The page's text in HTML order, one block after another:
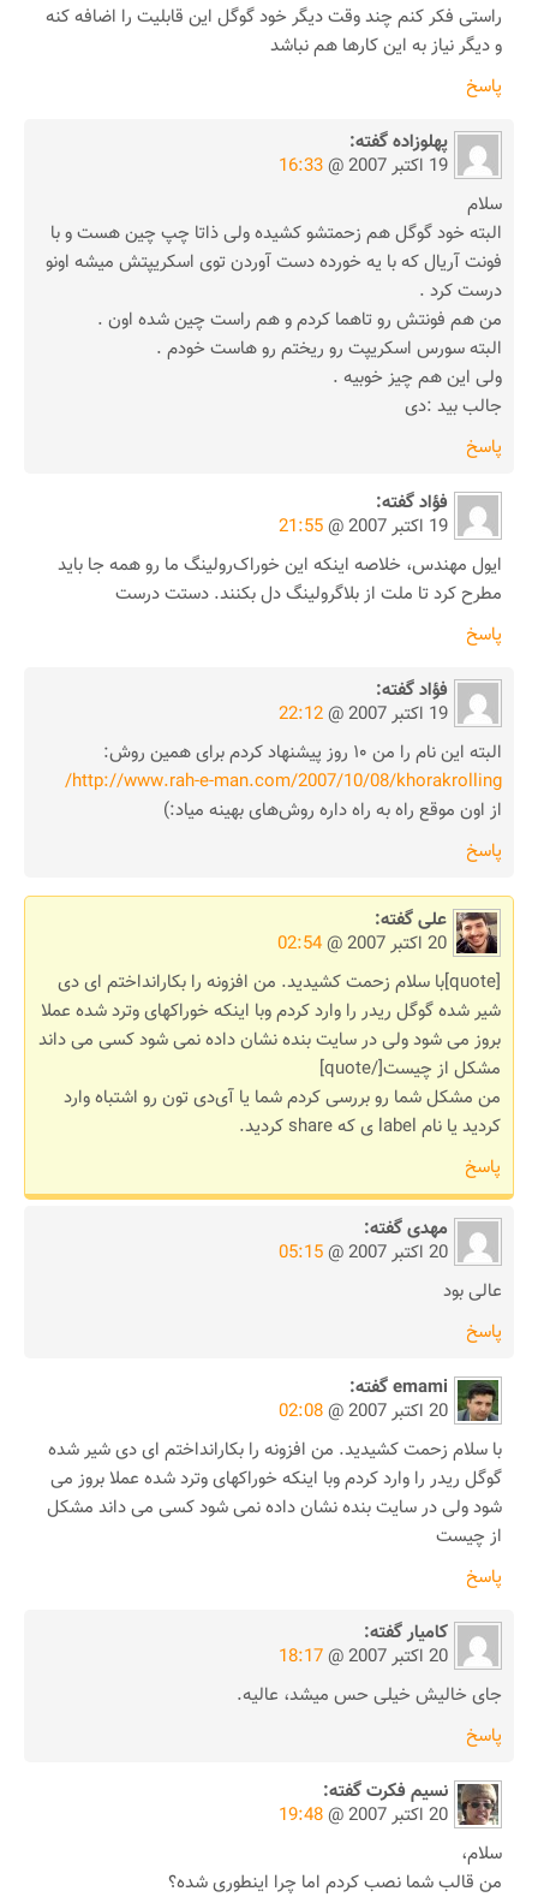
راستی فکر کنم چند وقت دیگر خود گوگل این قابلیت را اضافه کنه
و دیگر نیاز به این کارها هم نباشد
پاسخ
پهلوزادهگفته:
19 اکتبر 2007 @
16:33
سلام
البته خود گوگل هم زحمتشو کشیده ولی ذاتا چپ چین هست و با
فونت آریال که با یه خورده دست آوردن توی اسکریپتش میشه اونو
درست کرد .
من هم فونتش رو تاهما کردم و هم راست چین شده اون .
البته سورس اسکریپت رو ریختم رو هاست خودم .
ولی این هم چیز خوبیه .
جالب بید :دی
پاسخ
فؤادگفته:
19 اکتبر 2007 @
21:55
ایول مهندس، خلاصه اینکه این خوراک‌رولینگ ما رو همه جا باید
مطرح کرد تا ملت از بلاگرولینگ دل بکنند. دستت درست
پاسخ
فؤادگفته:
19 اکتبر 2007 @
22:12
البته این نام را من ۱۰ روز پیشنهاد کردم برای همین روش:
http://www.rah-e-man.com/2007/10/08/khorakrolling/
از اون موقع راه به راه داره روش‌های بهینه میاد:)
پاسخ
علیگفته:
20 اکتبر 2007 @
02:54
[quote]با سلام زحمت کشیدید. من افزونه را بکارانداختم ای دی
شیر شده گوگل ریدر را وارد کردم وبا اینکه خوراکهای وترد شده عملا
بروز می شود ولی در سایت بنده نشان داده نمی شود کسی می داند
مشکل از چیست[/quote]
من مشکل شما رو بررسی کردم شما یا آی‌دی تون رو اشتباه وارد
کردید یا نام label ی که share کردید.
پاسخ
مهدیگفته:
20 اکتبر 2007 @
05:15
عالی بود
پاسخ
emamiگفته:
20 اکتبر 2007 @
02:08
با سلام زحمت کشیدید. من افزونه را بکارانداختم ای دی شیر شده
گوگل ریدر را وارد کردم وبا اینکه خوراکهای وترد شده عملا بروز می
شود ولی در سایت بنده نشان داده نمی شود کسی می داند مشکل
از چیست
پاسخ
کامیارگفته:
20 اکتبر 2007 @
18:17
جای خالیش خیلی حس میشد، عالیه.
پاسخ
نسیم فکرتگفته:
20 اکتبر 2007 @
19:48
سلام،
من قالب شما نصب کردم اما چرا اینطوری شده؟